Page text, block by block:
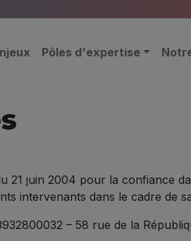
Pôles d'expertise
21 juin 2004 pour la confiance
intervenants dans le cadre de
– 58 rue de la